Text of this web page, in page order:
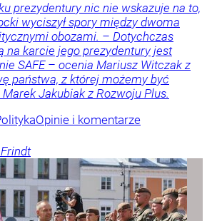
prezydentury nic nie wskazuje na to,
wyciszył spory między dwoma
obozami. – Dotychczas
na karcie jego prezydentury jest
SAFE – ocenia Mariusz Witczak z
państwa, z której możemy być
Jakubiak z Rozwoju Plus.
Opinie i komentarze
Frindt